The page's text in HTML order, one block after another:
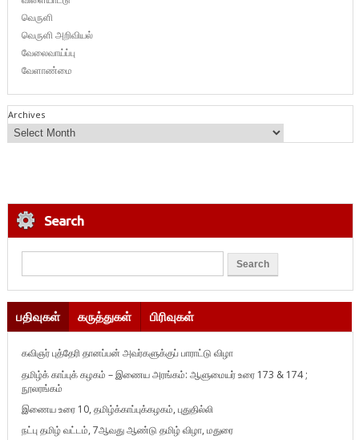
வெருளி
வெருளி அறிவியல்
வேலைவாய்ப்பு
வேளாண்மை
Archives
Search
பதிவுகள் கருத்துகள் பிரிவுகள்
கவிஞர் புத்தேரி தானப்பன் அவர்களுக்குப் பாராட்டு விழா
தமிழ்க் காப்புக் கழகம் – இணைய அரங்கம்: ஆளுமையர் உரை 173 & 174 ;
நூலரங்கம்
இணைய உரை 10, தமிழ்க்காப்புக்கழகம், புதுதில்லி
நட்பு தமிழ் வட்டம், 7ஆவது ஆண்டு தமிழ் விழா, மதுரை